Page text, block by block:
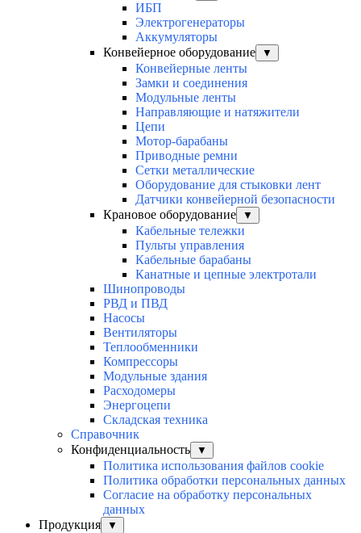
ИБП
Электрогенераторы
Аккумуляторы
Конвейерное оборудование
▼
Конвейерные ленты
Замки и соединения
Модульные ленты
Направляющие и натяжители
Цепи
Мотор-барабаны
Приводные ремни
Сетки металлические
Оборудование для стыковки лент
Датчики конвейерной безопасности
Крановое оборудование
▼
Кабельные тележки
Пульты управления
Кабельные барабаны
Канатные и цепные электротали
Шинопроводы
РВД и ПВД
Насосы
Вентиляторы
Теплообменники
Компрессоры
Модульные здания
Расходомеры
Энергоцепи
Складская техника
Справочник
Конфиденциальность
▼
Политика использования файлов cookie
Политика обработки персональных данных
Согласие на обработку персональных
данных
Продукция
▼